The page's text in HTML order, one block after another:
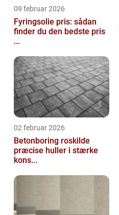
09 februar 2026
Fyringsolie pris: sådan
finder du den bedste pris
...
02 februar 2026
Betonboring roskilde
præcise huller i stærke
kons...